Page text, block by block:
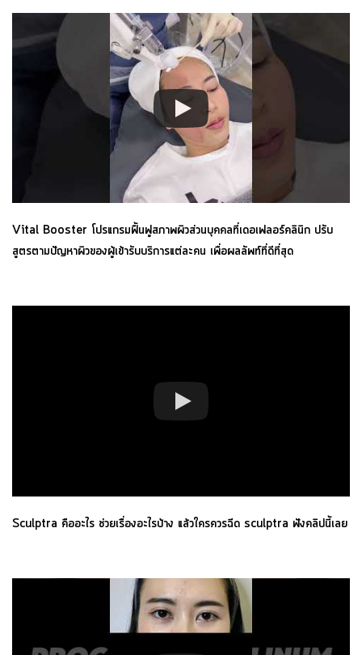
Vital Booster โปรแกรมฟื้นฟูสภาพผิวส่วนบุคคลที่เดอเฟลอร์คลินิก ปรับ
สูตรตามปัญหาผิวของผู้เข้ารับบริการแต่ละคน เพื่อผลลัพท์ที่ดีที่สุด
Sculptra คืออะไร ช่วยเรื่องอะไรบ้าง แล้วใครควรฉีด sculptra ฟังคลิปนี้เลย